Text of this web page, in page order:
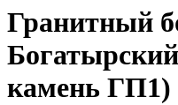
Гранитный
камень ГП1)